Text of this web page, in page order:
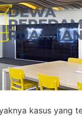
kasus yang